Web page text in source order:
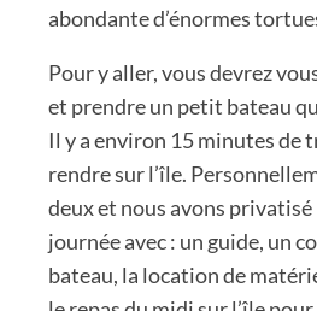
abondante d’énormes
Pour y aller, vous devrez
et prendre un petit bateau
Il y a environ 15 minutes de
rendre sur l’île.
deux et nous avons
journée avec : un guide, un
bateau, la location de